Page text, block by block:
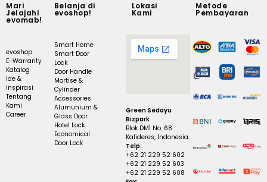
Mari
Jelajahi
evomab!
evoshop
E-Warranty
Katalog
Ide &
Inspirasi
Tentang
Kami
Career
Belanja di
evoshop!
Smart Home
Smart Door
Lock
Door Handle
Mortise &
Cylinder
Accessories
Alumunium &
Glass Door
Hotel Lock
Economical
Door Lock
Lokasi
Kami
Green Sedayu
Bizpark
Blok DM1 No. 68
Kalideres, Indonesia.
Telp:
+62 21 229 52 602
+62 21 229 52 603
+62 21 229 52 608
Metode
Pembayaran